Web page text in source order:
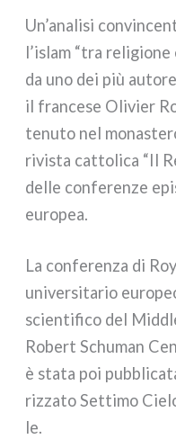
Un’analisi
l’islam “tra
da uno dei più
il fran­ce­se Olivier
tenu­to nel
rivi­sta cat­to­li­ca “Il
del­le con­fe­ren­ze
euro­pea.
La con­fe­ren­za di
uni­ver­si­ta­rio
scien­ti­fi­co del
Robert Schuman
è sta­ta poi
riz­za­to Settimo
le.